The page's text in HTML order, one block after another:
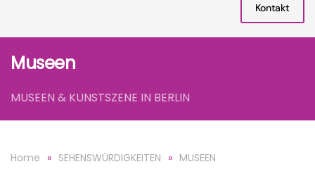
Kontakt
Museen
MUSEEN & KUNSTSZENE IN BERLIN
Home SEHENSWÜRDIGKEITEN MUSEEN